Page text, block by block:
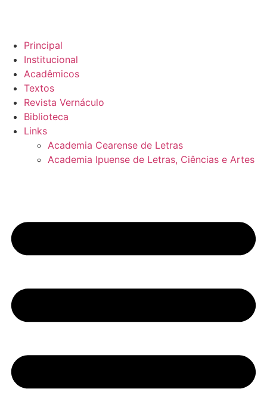
Principal
Institucional
Acadêmicos
Textos
Revista Vernáculo
Biblioteca
Links
Academia Cearense de Letras
Academia Ipuense de Letras, Ciências e Artes